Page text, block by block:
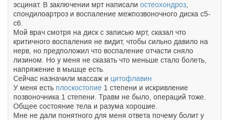
эсцинат. В заключении мрт написали остеохондроз
спондилоартроз и воспаление межпозвоночного диска с5-
с6.
Мой врач смотря на диск с записью мрт, сказал что
критичного воспаления не видит, чтобы сильно давило на
нерв, но предположил что воспаление отчасти сняло
лизином. Но у меня не сказать что меньше стало болеть,
напряжение в мышце есть.
Сейчас назначили массаж и цитофлавин
У меня есть плоскостопие 1 степени и искривление
позвоночника 1 степени. Травм не было, операций тоже.
Общее состояние тела и разума хорошие.
Мне не дали понятного для меня ответа почему болит у